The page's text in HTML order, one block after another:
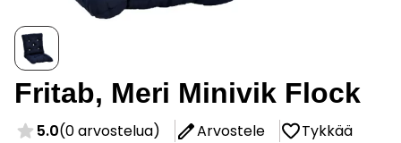
Fritab, Meri Minivik Flock
5.0(0 arvostelua) Arvostele
Tykkää